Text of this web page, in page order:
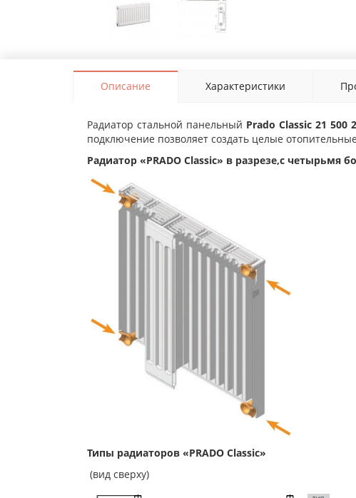
Описание Характеристики
Радиатор стальной панельный Prado Classic 21 500
подключение позволяет создать целые
Радиатор «PRADO Classic» в разрезе,с
Типы радиаторов «PRADO Classic»
(вид сверху)